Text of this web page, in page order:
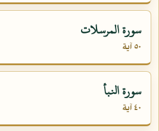
سورة المرسلات
٥٠ آية
سورة النبأ
٤٠ آية